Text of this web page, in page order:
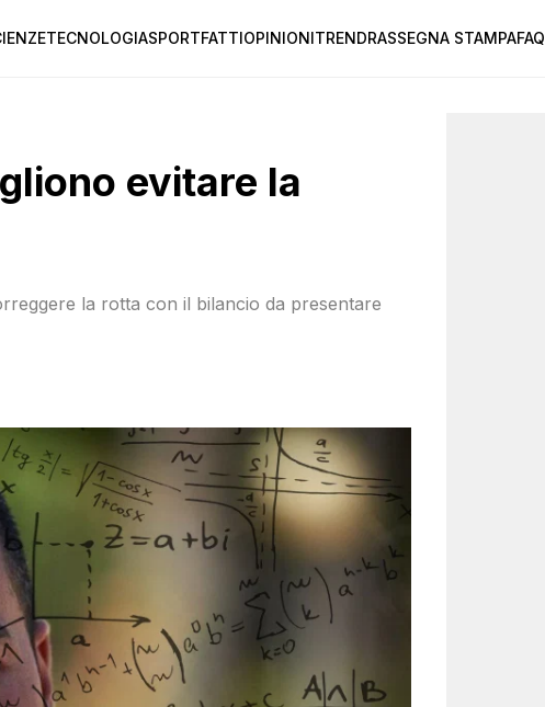
TECNOLOGIASPORTFATTIOPINIONITRENDRASSEGNA STAMPAFAQ
evitare la
la rotta con il bilancio da presentare